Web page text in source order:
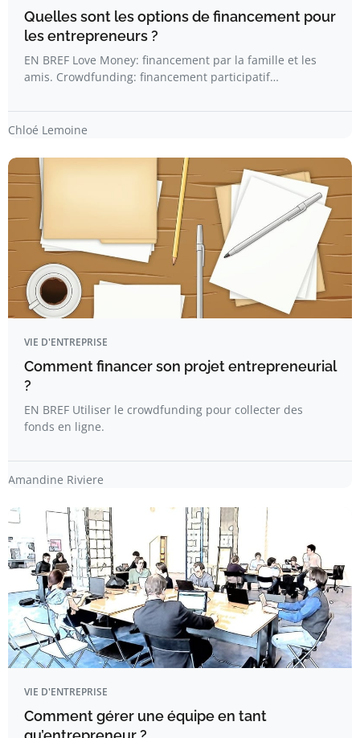
Quelles sont les options de financement pour
les entrepreneurs ?
EN BREF Love Money: financement par la famille et les
amis. Crowdfunding: financement participatif…
Chloé Lemoine
VIE D'ENTREPRISE
Comment financer son projet entrepreneurial
?
EN BREF Utiliser le crowdfunding pour collecter des
fonds en ligne.
Amandine Riviere
VIE D'ENTREPRISE
Comment gérer une équipe en tant